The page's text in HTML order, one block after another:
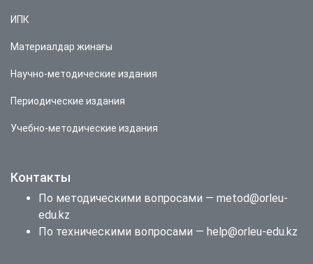
ИПК
Материалдар жинағы
Научно-методические издания
Периодические издания
Учебно-методические издания
Контакты
По методическими вопросами — metod@orleu-
edu.kz
По техническими вопросами — help@orleu-edu.kz